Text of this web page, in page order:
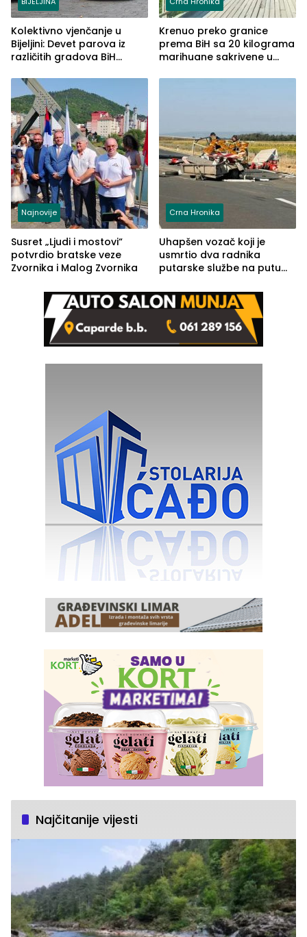
Kolektivno vjenčanje u
Bijeljini: Devet parova iz
različitih gradova BiH
Krenuo preko granice
prema BiH sa 20 kilograma
marihuane sakrivene u
Najnovije
Susret „Ljudi i mostovi“
potvrdio bratske veze
Zvornika i Malog Zvornika
Crna Hronika
Uhapšen vozač koji je
usmrtio dva radnika
putarske službe na putu
(FOTO)
Najčitanije vijesti